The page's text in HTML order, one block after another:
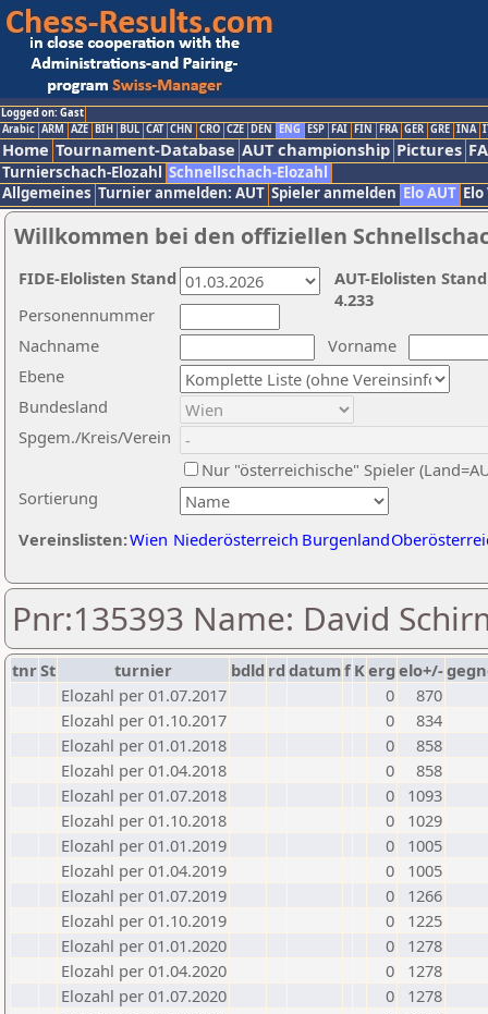
Logged on: Gast
Arabic ARM AZE BIH BUL CAT CHN CRO CZE DEN ENG ESP FAI FIN FRA GER GRE INA
Home Tournament-Database AUT championship Pictures
Turnierschach-Elozahl Schnellschach-Elozahl
Allgemeines Turnier anmelden: AUT Spieler anmelden Elo AUT
Willkommen bei den offiziellen
Nachname
Vorname
Ebene
Sortierung
Personennummer
Bundesland
Spgem./Kreis/Verein
Nur "österreichische" Spieler
Vereinslisten:Wien Niederösterreich Burgenland
AUT-Elolisten
4.233
FIDE-Elolisten Stand
Pnr:135393 Name: David
tnrSt turnier bdld rd datumf Kerg elo+/-
Elozahl per 01.07.2017
0
870
Elozahl per 01.10.2017
0
834
Elozahl per 01.01.2018
0
858
Elozahl per 01.04.2018
0
858
Elozahl per 01.07.2018
0
1093
Elozahl per 01.10.2018
0
1029
Elozahl per 01.01.2019
0
1005
Elozahl per 01.04.2019
0
1005
Elozahl per 01.07.2019
0
1266
Elozahl per 01.10.2019
0
1225
Elozahl per 01.01.2020
0
1278
Elozahl per 01.04.2020
0
1278
Elozahl per 01.07.2020
0
1278